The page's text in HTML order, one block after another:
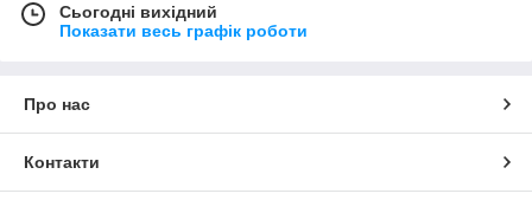
Сьогодні вихідний
Показати весь графік роботи
Про нас
Контакти